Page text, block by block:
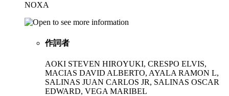
NOXA
作詞者
AOKI STEVEN HIROYUKI, CRESPO ELVIS,
MACIAS DAVID ALBERTO, AYALA RAMON L,
SALINAS JUAN CARLOS JR, SALINAS OSCAR
EDWARD, VEGA MARIBEL